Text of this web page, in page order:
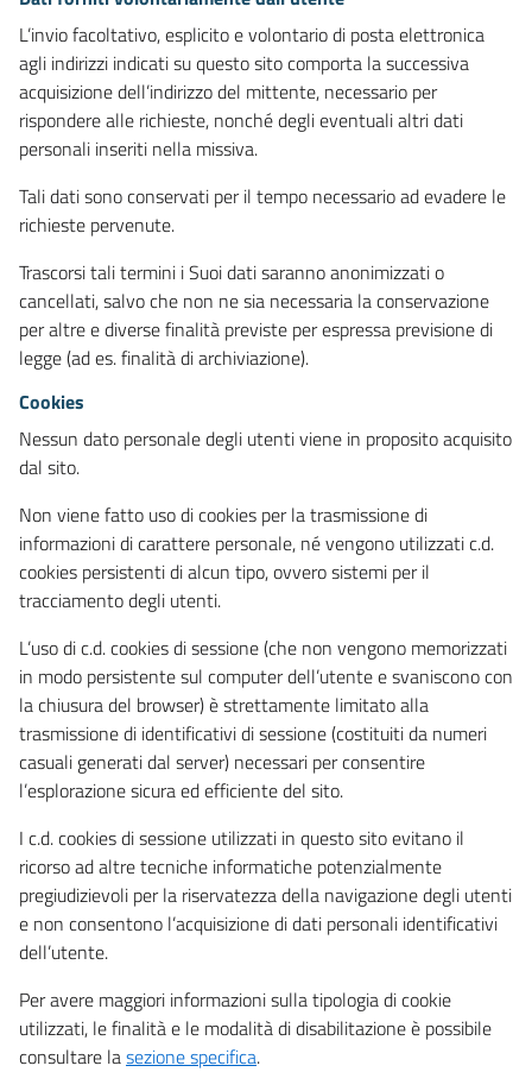
L’invio facoltativo, esplicito e volontario di posta elettronica
agli indirizzi indicati su questo sito comporta la successiva
acquisizione dell’indirizzo del mittente, necessario per
rispondere alle richieste, nonché degli eventuali altri dati
personali inseriti nella missiva.
Tali dati sono conservati per il tempo necessario ad evadere le
richieste pervenute.
Trascorsi tali termini i Suoi dati saranno anonimizzati o
cancellati, salvo che non ne sia necessaria la conservazione
per altre e diverse finalità previste per espressa previsione di
legge (ad es. finalità di archiviazione).
Cookies
Nessun dato personale degli utenti viene in proposito acquisito
dal sito.
Non viene fatto uso di cookies per la trasmissione di
informazioni di carattere personale, né vengono utilizzati c.d.
cookies persistenti di alcun tipo, ovvero sistemi per il
tracciamento degli utenti.
L’uso di c.d. cookies di sessione (che non vengono memorizzati
in modo persistente sul computer dell’utente e svaniscono con
la chiusura del browser) è strettamente limitato alla
trasmissione di identificativi di sessione (costituiti da numeri
casuali generati dal server) necessari per consentire
l’esplorazione sicura ed efficiente del sito.
I c.d. cookies di sessione utilizzati in questo sito evitano il
ricorso ad altre tecniche informatiche potenzialmente
pregiudizievoli per la riservatezza della navigazione degli utenti
e non consentono l’acquisizione di dati personali identificativi
dell’utente.
Per avere maggiori informazioni sulla tipologia di cookie
utilizzati, le finalità e le modalità di disabilitazione è possibile
consultare lasezione specifica.